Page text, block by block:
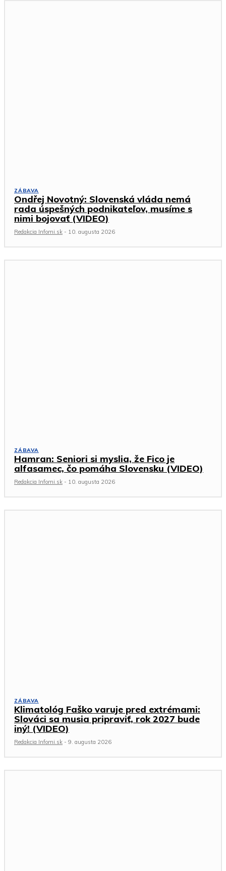
ZÁBAVA
Ondřej Novotný: Slovenská vláda nemá
rada úspešných podnikateľov, musíme s
nimi bojovať (VIDEO)
Redakcia Infomi.sk - 10. augusta 2026
ZÁBAVA
Hamran: Seniori si myslia, že Fico je
alfasamec, čo pomáha Slovensku (VIDEO)
Redakcia Infomi.sk - 10. augusta 2026
ZÁBAVA
Klimatológ Faško varuje pred extrémami:
Slováci sa musia pripraviť, rok 2027 bude
iný! (VIDEO)
Redakcia Infomi.sk - 9. augusta 2026